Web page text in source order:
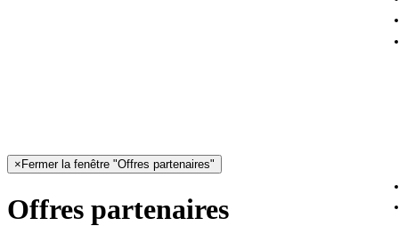
× Fermer la fenêtre "Offres partenaires"
Offres partenaires